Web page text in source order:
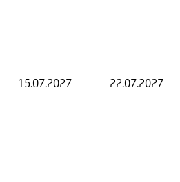
15.07.2027 22.07.2027